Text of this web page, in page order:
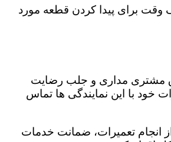
وقت برای پیدا کردن قطعه مورد
مشتری مداری و جلب رضایت
خود با این نمایندگی ها تماس
انجام تعمیرات، ضمانت خدمات